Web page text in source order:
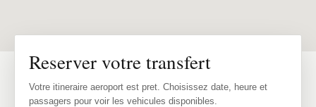
Reserver votre transfert
Votre itineraire aeroport est pret. Choisissez date, heure et
passagers pour voir les vehicules disponibles.